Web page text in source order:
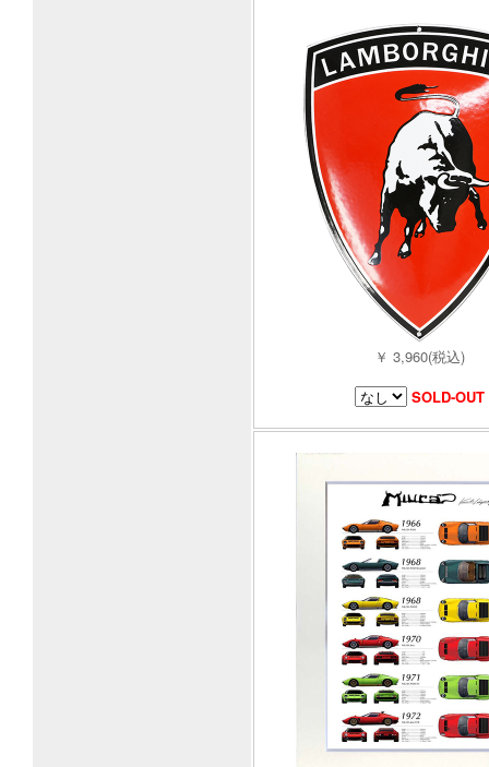
￥ 3,960(税込)
SOLD-OUT